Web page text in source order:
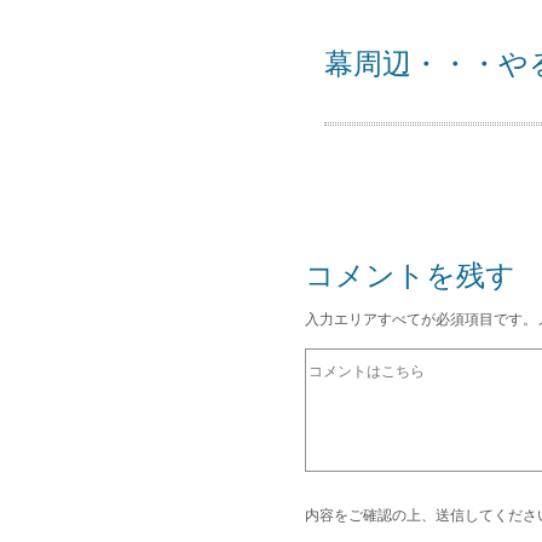
幕周辺・・・や
コメントを残す
入力エリアすべてが必須項目です
内容をご確認の上、送信してくださ